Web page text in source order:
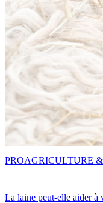
La laine peut-elle aider à
PROAGRICULTURE